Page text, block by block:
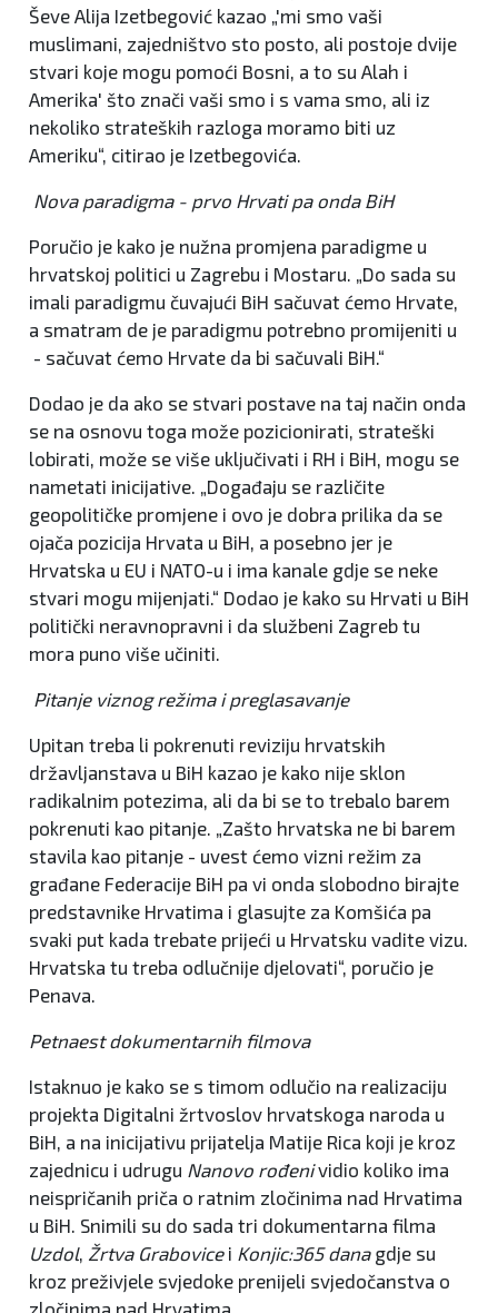
Ševe Alija Izetbegović kazao „'mi smo vaši
muslimani, zajedništvo sto posto, ali postoje dvije
stvari koje mogu pomoći Bosni, a to su Alah i
Amerika' što znači vaši smo i s vama smo, ali iz
nekoliko strateških razloga moramo biti uz
Ameriku“, citirao je Izetbegovića.
Nova paradigma - prvo Hrvati pa onda BiH
Poručio je kako je nužna promjena paradigme u
hrvatskoj politici u Zagrebu i Mostaru. „Do sada su
imali paradigmu čuvajući BiH sačuvat ćemo Hrvate,
a smatram de je paradigmu potrebno promijeniti u
- sačuvat ćemo Hrvate da bi sačuvali BiH.“
Dodao je da ako se stvari postave na taj način onda
se na osnovu toga može pozicionirati, strateški
lobirati, može se više uključivati i RH i BiH, mogu se
nametati inicijative. „Događaju se različite
geopolitičke promjene i ovo je dobra prilika da se
ojača pozicija Hrvata u BiH, a posebno jer je
Hrvatska u EU i NATO-u i ima kanale gdje se neke
stvari mogu mijenjati.“ Dodao je kako su Hrvati u BiH
politički neravnopravni i da službeni Zagreb tu
mora puno više učiniti.
Pitanje viznog režima i preglasavanje
Upitan treba li pokrenuti reviziju hrvatskih
državljanstava u BiH kazao je kako nije sklon
radikalnim potezima, ali da bi se to trebalo barem
pokrenuti kao pitanje. „Zašto hrvatska ne bi barem
stavila kao pitanje - uvest ćemo vizni režim za
građane Federacije BiH pa vi onda slobodno birajte
predstavnike Hrvatima i glasujte za Komšića pa
svaki put kada trebate prijeći u Hrvatsku vadite vizu.
Hrvatska tu treba odlučnije djelovati“, poručio je
Penava.
Petnaest dokumentarnih filmova
Istaknuo je kako se s timom odlučio na realizaciju
projekta Digitalni žrtvoslov hrvatskoga naroda u
BiH, a na inicijativu prijatelja Matije Rica koji je kroz
zajednicu i udrugu Nanovo rođenividio koliko ima
neispričanih priča o ratnim zločinima nad Hrvatima
u BiH. Snimili su do sada tri dokumentarna filma
Uzdol, Žrtva Grabovicei Konjic:365 danagdje su
kroz preživjele svjedoke prenijeli svjedočanstva o
zločinima nad Hrvatima.